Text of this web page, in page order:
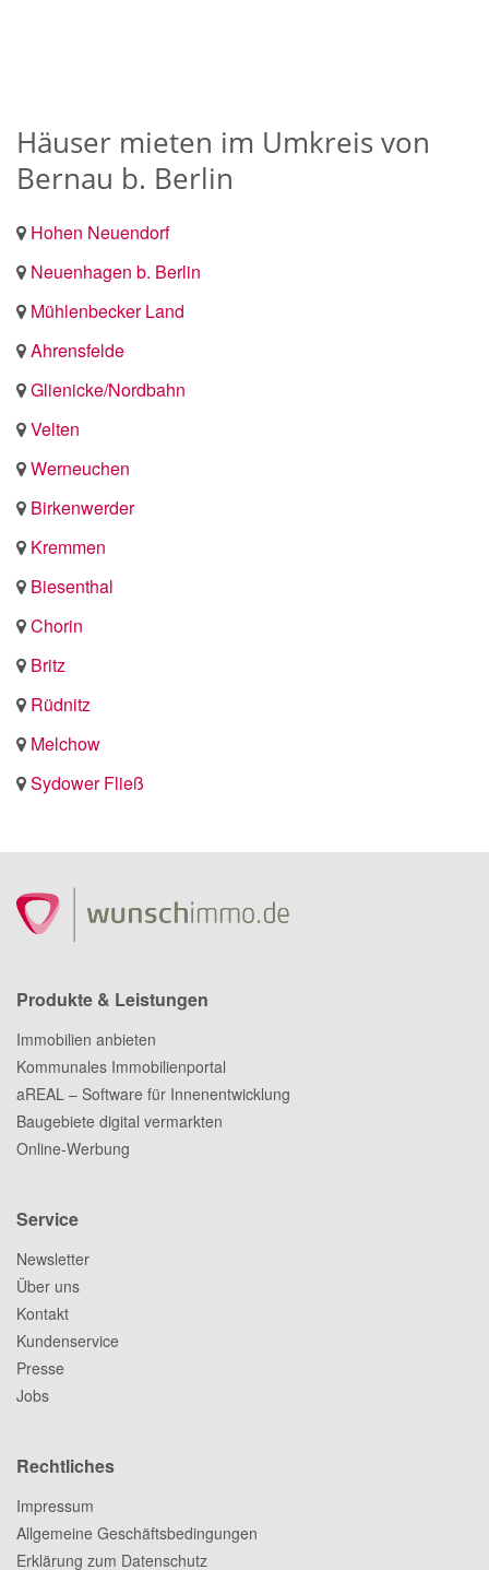
Häuser mieten im Umkreis von
Bernau b. Berlin
Hohen Neuendorf
Neuenhagen b. Berlin
Mühlenbecker Land
Ahrensfelde
Glienicke/Nordbahn
Velten
Werneuchen
Birkenwerder
Kremmen
Biesenthal
Chorin
Britz
Rüdnitz
Melchow
Sydower Fließ
Produkte & Leistungen
Immobilien anbieten
Kommunales Immobilienportal
aREAL – Software für Innenentwicklung
Baugebiete digital vermarkten
Online-Werbung
Service
Newsletter
Über uns
Kontakt
Kundenservice
Presse
Jobs
Rechtliches
Impressum
Allgemeine Geschäftsbedingungen
Erklärung zum Datenschutz